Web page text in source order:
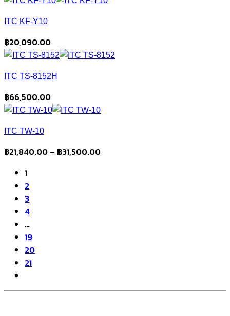
ITC KF-Y10
฿20,090.00
ITC TS-8152H
฿66,500.00
ITC TW-10
฿21,840.00 – ฿31,500.00Price
1
2
3
4
…
19
20
21